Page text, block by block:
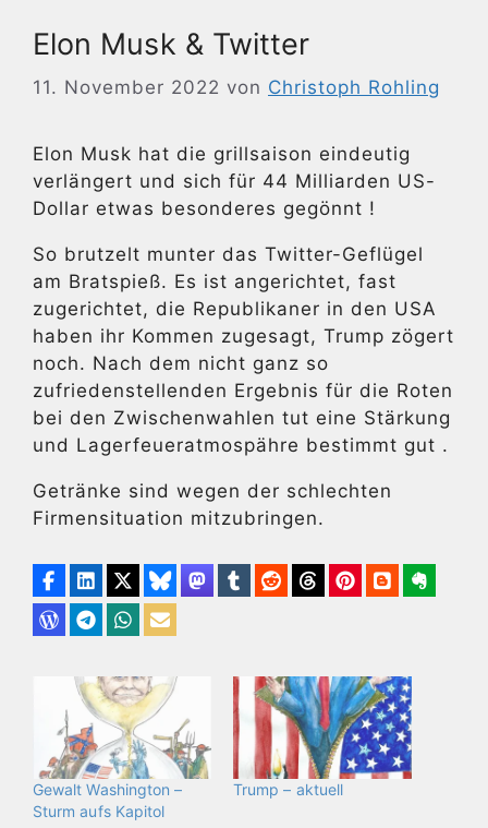
Elon Musk & Twitter
11. November 2022 von Christoph Rohling
Elon Musk hat die grillsaison eindeutig
verlängert und sich für 44 Milliarden US-
Dollar etwas besonderes gegönnt !
So brutzelt munter das Twitter-Geflügel
am Bratspieß. Es ist angerichtet, fast
zugerichtet, die Republikaner in den USA
haben ihr Kommen zugesagt, Trump zögert
noch. Nach dem nicht ganz so
zufriedenstellenden Ergebnis für die Roten
bei den Zwischenwahlen tut eine Stärkung
und Lagerfeueratmospähre bestimmt gut .
Getränke sind wegen der schlechten
Firmensituation mitzubringen.
Gewalt Washington –
Sturm aufs Kapitol
Trump – aktuell